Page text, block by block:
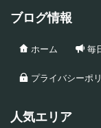
ブログ情報
ホーム 毎
プライバシーポ
人気エリア